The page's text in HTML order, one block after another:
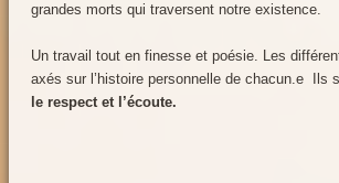
grandes morts qui traversent notre existence.
Un travail tout en finesse et poésie. Les
axés sur l’histoire personnelle de chacun.e Ils
le respect et l’écoute.